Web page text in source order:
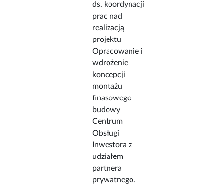
ds. koordynacji
prac nad
realizacją
projektu
Opracowanie i
wdrożenie
koncepcji
montażu
finasowego
budowy
Centrum
Obsługi
Inwestora z
udziałem
partnera
prywatnego.